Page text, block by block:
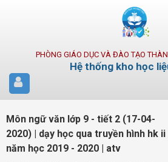
PHÒNG GIÁO DỤC VÀ ĐÀO TẠO
Hệ thống kho học
Môn ngữ văn lớp 9 - tiết 2 (17-04-
2020) | dạy học qua truyền hình hk ii
năm học 2019 - 2020 | atv